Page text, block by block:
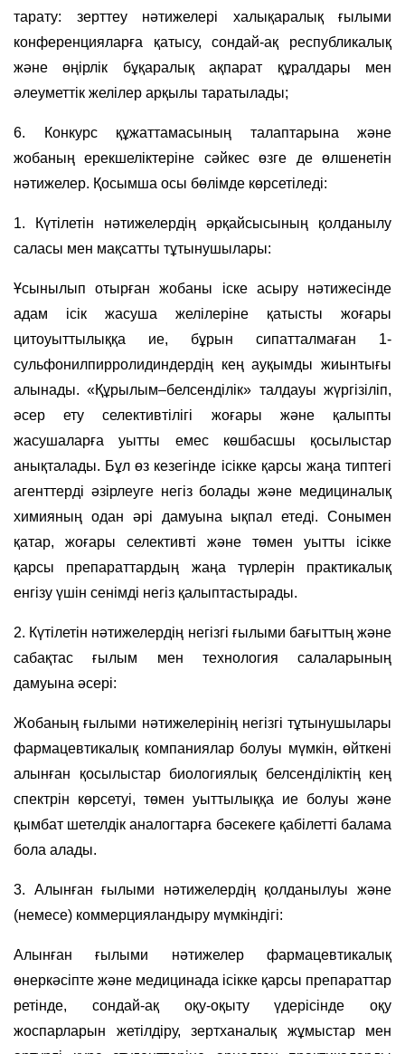
тарату: зерттеу нәтижелері халықаралық ғылыми
конференцияларға қатысу, сондай-ақ республикалық
және өңірлік бұқаралық ақпарат құралдары мен
әлеуметтік желілер арқылы таратылады;
6. Конкурс құжаттамасының талаптарына және
жобаның ерекшеліктеріне сәйкес өзге де өлшенетін
нәтижелер. Қосымша осы бөлімде көрсетіледі:
1. Күтілетін нәтижелердің әрқайсысының қолданылу
саласы мен мақсатты тұтынушылары:
Ұсынылып отырған жобаны іске асыру нәтижесінде
адам ісік жасуша желілеріне қатысты жоғары
цитоуыттылыққа ие, бұрын сипатталмаған 1-
сульфонилпирролидиндердің кең ауқымды жиынтығы
алынады. «Құрылым–белсенділік» талдауы жүргізіліп,
әсер ету селективтілігі жоғары және қалыпты
жасушаларға уытты емес көшбасшы қосылыстар
анықталады. Бұл өз кезегінде ісікке қарсы жаңа типтегі
агенттерді әзірлеуге негіз болады және медициналық
химияның одан әрі дамуына ықпал етеді. Сонымен
қатар, жоғары селективті және төмен уытты ісікке
қарсы препараттардың жаңа түрлерін практикалық
енгізу үшін сенімді негіз қалыптастырады.
2. Күтілетін нәтижелердің негізгі ғылыми бағыттың және
сабақтас ғылым мен технология салаларының
дамуына әсері:
Жобаның ғылыми нәтижелерінің негізгі тұтынушылары
фармацевтикалық компаниялар болуы мүмкін, өйткені
алынған қосылыстар биологиялық белсенділіктің кең
спектрін көрсетуі, төмен уыттылыққа ие болуы және
қымбат шетелдік аналогтарға бәсекеге қабілетті балама
бола алады.
3. Алынған ғылыми нәтижелердің қолданылуы және
(немесе) коммерцияландыру мүмкіндігі:
Алынған ғылыми нәтижелер фармацевтикалық
өнеркәсіпте және медицинада ісікке қарсы препараттар
ретінде, сондай-ақ оқу-оқыту үдерісінде оқу
жоспарларын жетілдіру, зертханалық жұмыстар мен